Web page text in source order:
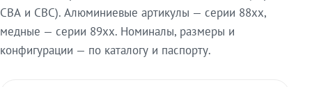
СВА и СВС). Алюминиевые артикулы — серии 88xx,
медные — серии 89xx. Номиналы, размеры и
конфигурации — по каталогу и паспорту.